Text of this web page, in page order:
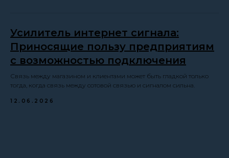
Усилитель интернет сигнала:
Приносящие пользу предприятиям
с возможностью подключения
Связь между магазином и клиентами может быть гладкой только
тогда, когда связь между сотовой связью и сигналом сильна.
12.06.2026